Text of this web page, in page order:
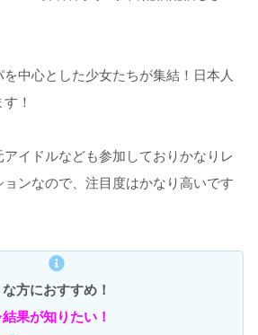
中心とした少女たちが集結！日本人
！
イドルなども参加しておりかなりレ
ンなので、注目度はかなり高いです
方におすすめ！
果が知りたい！